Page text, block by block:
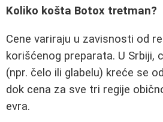
Koliko košta Botox tretman?
Cene variraju u zavisnosti od
korišćenog preparata. U Srbiji,
(npr. čelo ili glabelu) kreće se
dok cena za sve tri regije
evra.